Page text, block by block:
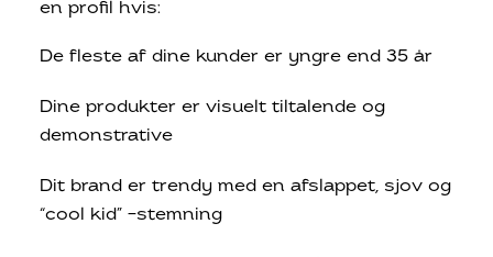
en profil hvis:
De fleste af dine kunder er yngre end 35 år
Dine produkter er visuelt tiltalende og
demonstrative
Dit brand er trendy med en afslappet, sjov og
“cool kid” -stemning